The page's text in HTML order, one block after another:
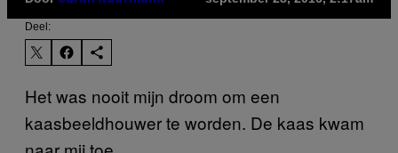
Deel:
Het was nooit mijn droom om een
kaasbeeldhouwer te worden. De kaas kwam